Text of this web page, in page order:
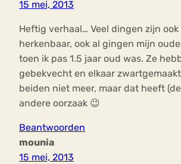
15 mei, 2013
Heftig verhaal… Veel dingen zijn ook
herkenbaar, ook al gingen mijn
toen ik pas 1.5 jaar oud was. Ze
gebekvecht en elkaar
beiden niet meer, maar dat heeft
andere oorzaak 😉
Beantwoorden
mounia
15 mei, 2013